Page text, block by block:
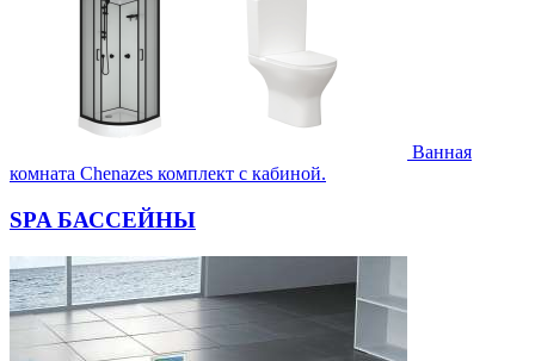
Ванная
комната Chenazes комплект с кабиной.
SPA БАССЕЙНЫ